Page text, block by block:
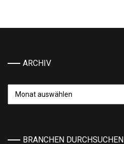
ARCHIV
BRANCHEN DURCHSUCHEN